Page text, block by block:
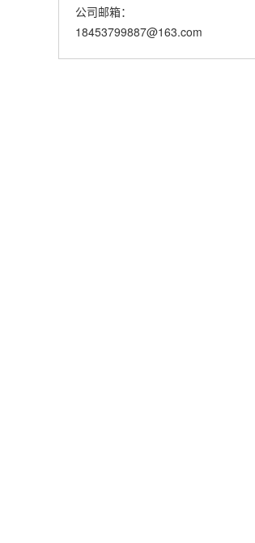
公司邮箱：
18453799887@163.com